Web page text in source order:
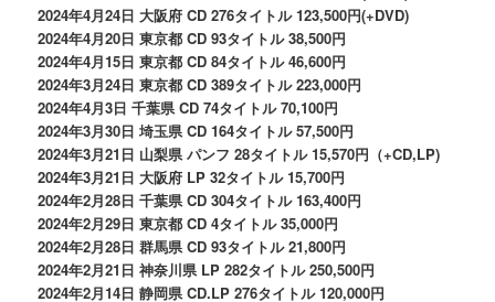
2024年4月24日 大阪府 CD 276タイトル 123,500円(+DVD)
2024年4月20日 東京都 CD 93タイトル 38,500円
2024年4月15日 東京都 CD 84タイトル 46,600円
2024年3月24日 東京都 CD 389タイトル 223,000円
2024年4月3日 千葉県 CD 74タイトル 70,100円
2024年3月30日 埼玉県 CD 164タイトル 57,500円
2024年3月21日 山梨県 パンフ 28タイトル 15,570円（+CD,LP)
2024年3月21日 大阪府 LP 32タイトル 15,700円
2024年2月28日 千葉県 CD 304タイトル 163,400円
2024年2月29日 東京都 CD 4タイトル 35,000円
2024年2月28日 群馬県 CD 93タイトル 21,800円
2024年2月21日 神奈川県 LP 282タイトル 250,500円
2024年2月14日 静岡県 CD.LP 276タイトル 120,000円